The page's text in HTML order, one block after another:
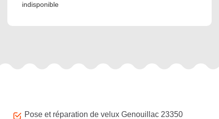
indisponible
Pose et réparation de velux Genouillac 23350